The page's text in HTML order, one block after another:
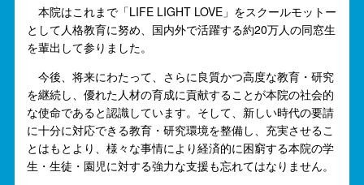
本院はこれまで「LIFE LIGHT LOVE」をスクールモットー
として人格教育に努め、国内外で活躍する約20万人の同窓生
を輩出して参りました。
今後、将来にわたって、さらに良質かつ高度な教育・研究
を継続し、優れた人材の育成に貢献することが本院の社会的
な使命であると認識しています。そして、新しい時代の要請
に十分に対応できる教育・研究環境を整備し、充実させるこ
とはもとより、様々な事情により経済的に困窮する本院の学
生・生徒・園児に対する強力な支援も忘れてはなりません。